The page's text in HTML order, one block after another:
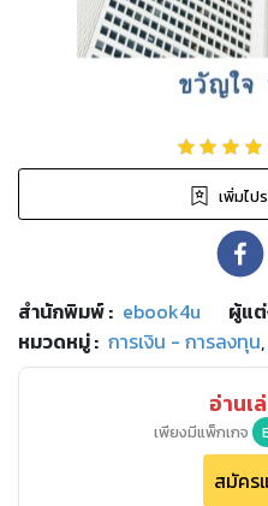
เพิ่มไป
สำนักพิมพ์: ebook4u ผู้แ
หมวดหมู่: การเงิน - การลงทุน,
อ่านเ
เพียงมีแพ็กเกจ
สมัคร